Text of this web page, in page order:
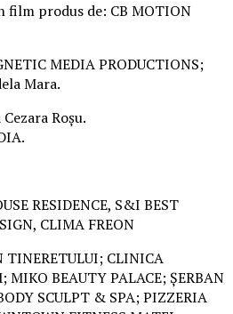
film produs de: CB MOTION
MEDIA PRODUCTIONS;
Mara.
Roșu.
RESIDENCE, S&I BEST
CLIMA FREON
TINERETULUI; CLINICA
BEAUTY PALACE; ȘERBAN
SCULPT & SPA; PIZZERIA